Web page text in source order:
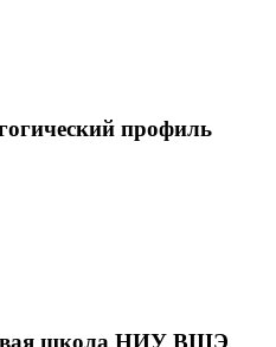
профиль
школа НИУ ВШЭ